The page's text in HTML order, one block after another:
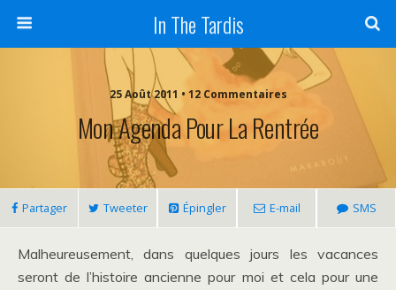
In The Tardis
25 Août 2011 • 12 Commentaires
Mon Agenda Pour La Rentrée
Partager Tweeter Épingler E-mail SMS
Malheureusement, dans quelques jours les vacances
seront de l’histoire ancienne pour moi et cela pour une